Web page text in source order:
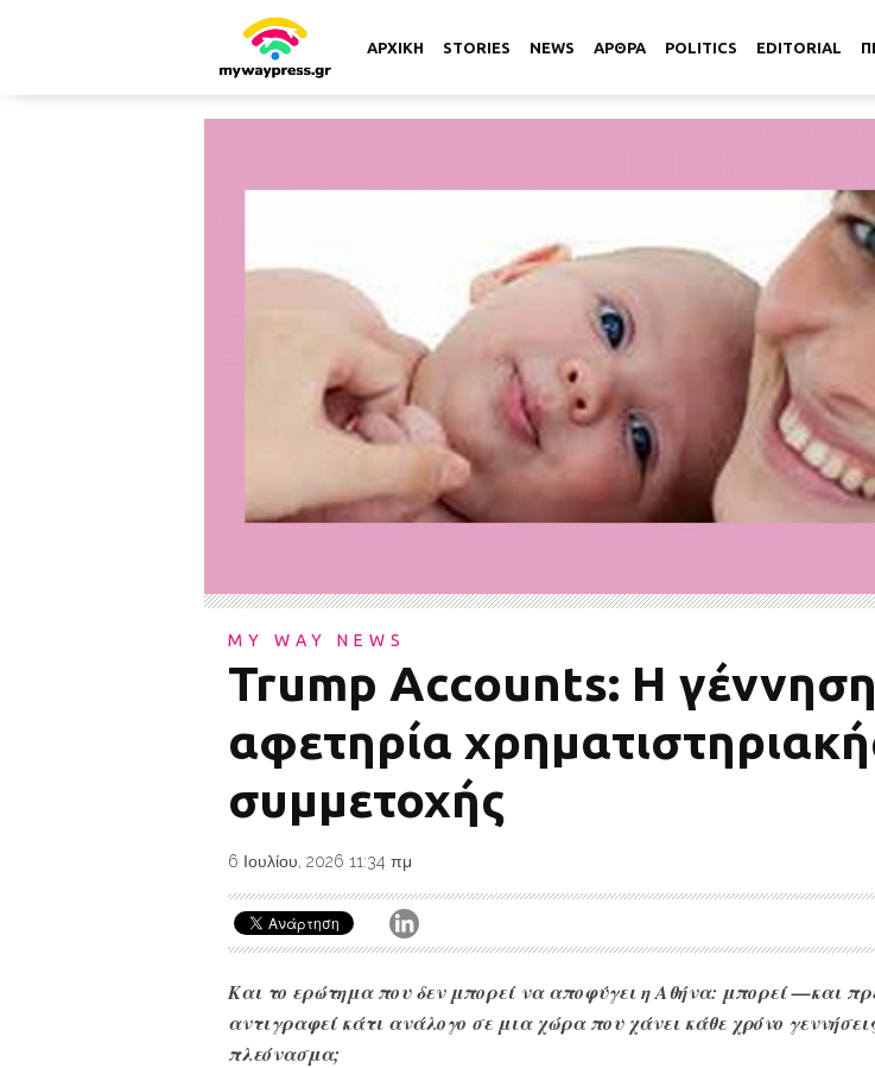
ΑΡΧΙΚΗ STORIES NEWS ΑΡΘΡΑ POLITICS EDITORIAL
MY WAY NEWS
Trump Accounts: Η
αφετηρία
συμμετοχής
6 Ιουλίου, 2026 11:34 πμ
Και το ερώτημα που δεν μπορεί να αποφύγει η Αθήνα: μπορεί —και
αντιγραφεί κάτι ανάλογο σε μια χώρα που χάνει κάθε χρόνο
πλεόνασμα;